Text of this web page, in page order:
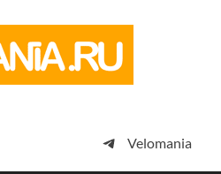
просто
Velomania